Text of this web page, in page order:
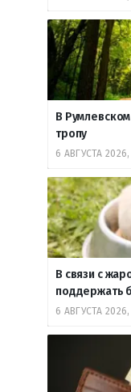
В
тропу
6 АВГУСТА 2026,
В связи с
поддержать
6 АВГУСТА 2026,